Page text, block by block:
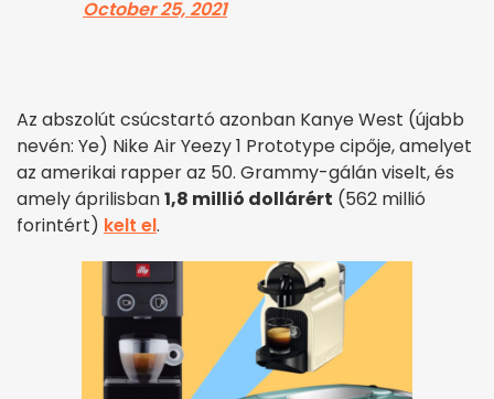
October 25, 2021
Az abszolút csúcstartó azonban Kanye West (újabb
nevén: Ye) Nike Air Yeezy 1 Prototype cipője, amelyet
az amerikai rapper az 50. Grammy-gálán viselt, és
amely áprilisban1,8 millió dollárért (562 millió
forintért) kelt el.